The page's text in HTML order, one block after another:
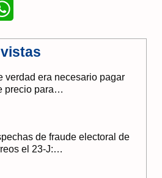
a
t
p
verdad era necesario pagar
precio para…
de fraude electoral de
el 23-J:…